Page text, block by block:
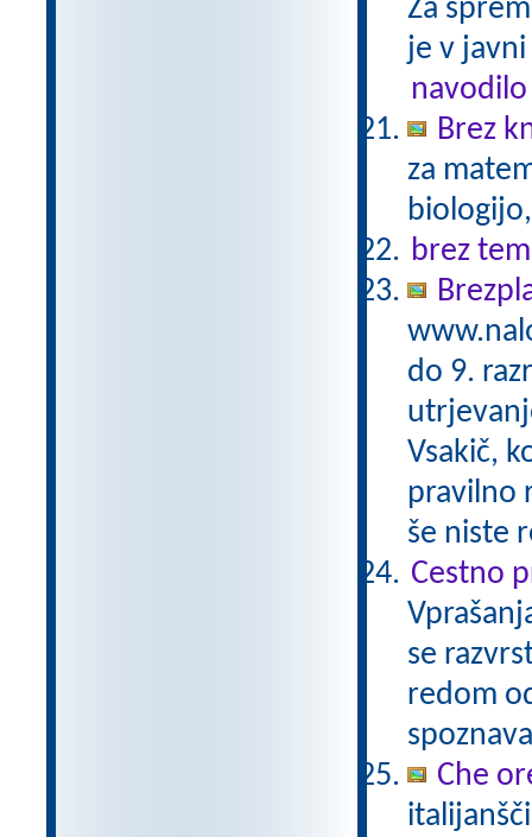
Za
je v
navodilo
Brez
za
brez
do 9.
Vsakič,
pravilno
še niste
Cestno
se
redom
Che